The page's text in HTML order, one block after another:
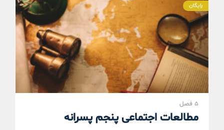
رایگان
5 فصل
مطالعات اجتماعی پنجم پسرانه